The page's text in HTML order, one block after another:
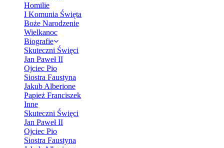
Homilie
I Komunia Święta
Boże Narodzenie
Wielkanoc
Biografie
Skuteczni Święci
Jan Paweł II
Ojciec Pio
Siostra Faustyna
Jakub Alberione
Papież Franciszek
Inne
Skuteczni Święci
Jan Paweł II
Ojciec Pio
Siostra Faustyna